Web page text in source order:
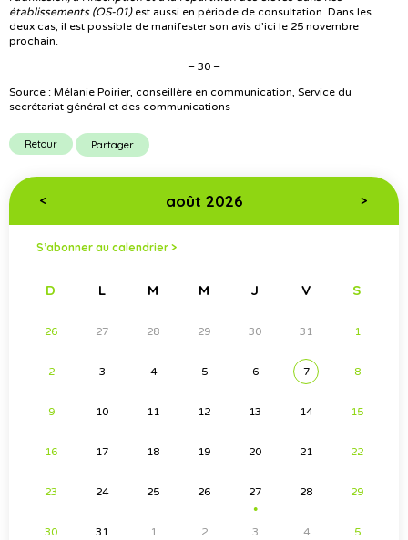
établissements (OS-01)est aussi en période de consultation. Dans les
deux cas, il est possible de manifester son avis d’ici le 25 novembre
prochain.
– 30 –
Source : Mélanie Poirier, conseillère en communication, Service du
secrétariat général et des communications
Retour Partager
< août 2026 >
S’abonner au calendrier >
D L M M J V S
26 27 28 29 30 31 1
2 3 4 5 6 7 8
9 10 11 12 13 14 15
16 17 18 19 20 21 22
23 24 25 26 27
●
28 29
30 31 1 2 3 4 5